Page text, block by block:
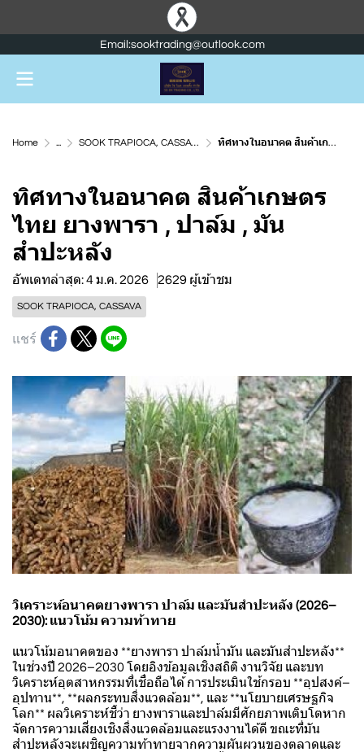
Email:sooktrading@outlook.com
Home ... SOOK TRAPIOCA, CASSAVA ทิศทางในอนาคต สินค้าเกษตรไทย ยางพารา , ปาล์ม , มันสำปะหลัง
ทิศทางในอนาคต สินค้าเกษตร
ไทย ยางพารา , ปาล์ม , มัน
สำปะหลัง
อัพเดทล่าสุด: 4 ม.ค. 2026 2629 ผู้เข้าชม
SOOK TRAPIOCA, CASSAVA
แชร์
วิเคราะห์อนาคตยางพารา ปาล์ม และมันสำปะหลัง (2026–
2030): แนวโน้ม ความท้าทาย
แนวโน้มอนาคตของ **ยางพารา ปาล์มน้ำมัน และมันสำปะหลัง**
ในช่วงปี 2026–2030 โดยอิงข้อมูลเชิงสถิติ งานวิจัย และบท
วิเคราะห์อุตสาหกรรมที่เชื่อถือได้ การประเมินใช้กรอบ **อุปสงค์–
อุปทาน**, **ผลกระทบสิ่งแวดล้อม**, และ **นโยบายเศรษฐกิจ
โลก** ผลวิเคราะห์ชี้ว่า ยางพาราและปาล์มมีศักยภาพเติบโตหาก
จัดการความเสี่ยงเชิงสิ่งแวดล้อมและแรงงานได้ดี ขณะที่มัน
สำปะหลังจะเผชิญความท้าทายจากความผันผวนของตลาดและ